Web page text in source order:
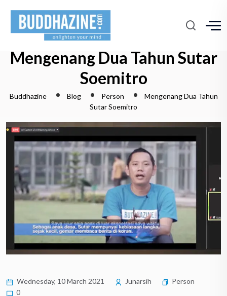
Mengenang Dua Tahun Sutar
Soemitro
Buddhazine Blog Person
Mengenang Dua Tahun
Sutar Soemitro
Wednesday, 10 March 2021 Junarsih
Person
0